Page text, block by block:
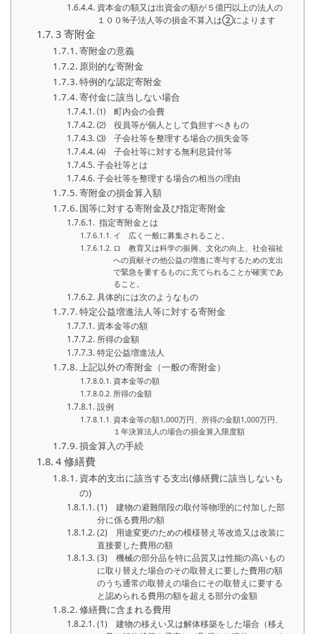
資本金の額又は出資金の額が５億円以上の法人の
１００%子法人等の損金不算入は➁によります
3 寄附金
寄附金の意義
原則的な寄附金
特例的な認定寄附金
寄付金に該当しない場合
⑴ 町内会の会費
⑵ 役員等が個人として負担すべきもの
⑶ 子会社等を整理する場合の損失金等
⑷ 子会社等に対する無利息貸付等
子会社等とは
子会社等を整理する場合の相当の理由
寄附金の損金算入額
国等に対する寄附金及び指定寄附金
指定寄附金とは
イ 広く一般に募集されること。
ロ 教育又は科学の振興、文化の向上、社会福祉
への貢献その他公益の増進に寄与するための支出
で緊急を要するものに充てられることが確実であ
ること。
具体的には次のようなもの
特定公益増進法人等に対する寄附金
資本金等の額
所得の金額
特定公益増進法人
上記以外の寄附金（一般の寄附金）
資本金等の額
所得の金額
設例
資本金等の額1,000万円、所得の金額1,000万円、
１年決算法人の場合の損金算入限度額
損金算入の手続
4 修繕費
資本的支出に該当する支出(修繕費に該当しないも
の)
(1) 建物の避難階段の取付等物理的に付加した部
分に係る費用の額
(2) 用途変更のための模様替え等改造又は改装に
直接要した費用の額
(3) 機械の部分品を特に品質又は性能の高いもの
に取り替えた場合のその取替えに要した費用の額
のうち通常の取替えの場合にその取替えに要する
と認められる費用の額を超える部分の金額
修繕費に含まれる費用
(1) 建物の移えい又は解体移築をした場合（移え